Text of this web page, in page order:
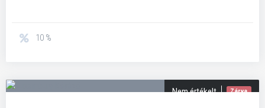
10 %
Nem értékelt Zárva